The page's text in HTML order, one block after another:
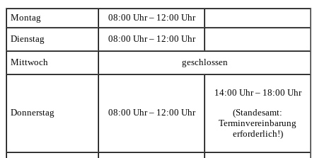
Montag 08:00 Uhr – 12:00 Uhr
Dienstag 08:00 Uhr – 12:00 Uhr
Mittwoch geschlossen
Donnerstag 08:00 Uhr – 12:00 Uhr
14:00 Uhr – 18:00 Uhr
(Standesamt:
Terminvereinbarung
erforderlich!)